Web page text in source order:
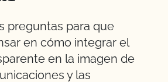
preguntas para que
en cómo integrar el
en la imagen de
y las